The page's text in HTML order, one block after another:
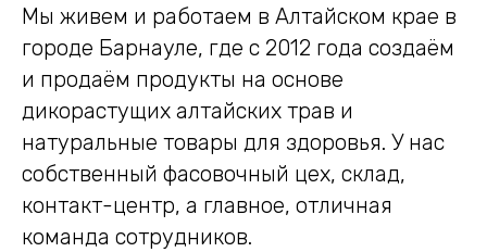
Мы живем и работаем в Алтайском крае в
городе Барнауле, где с 2012 года создаём
и продаём продукты на основе
дикорастущих алтайских трав и
натуральные товары для здоровья. У нас
собственный фасовочный цех, склад,
контакт-центр, а главное, отличная
команда сотрудников.